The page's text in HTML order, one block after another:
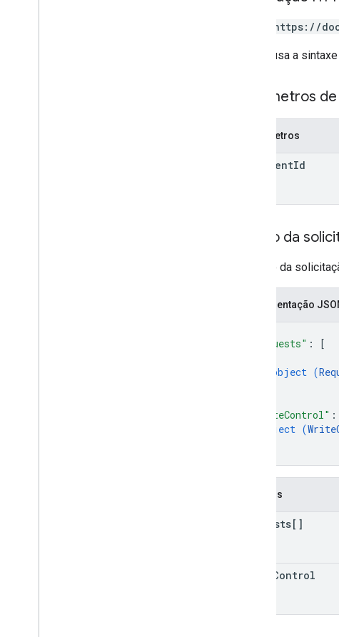
POST https://
O URL usa a
Parâmetros
Parâmetros
documentId
Corpo da
O corpo da
Representação
"requests" :
[
object (
"writeControl" :
object (
Campos
requests[]
Control